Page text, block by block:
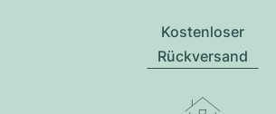
Kostenloser
Rückversand